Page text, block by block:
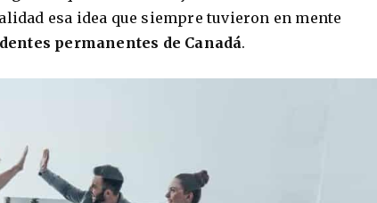
esa idea que siempre tuvieron en mente
permanentes de Canadá.